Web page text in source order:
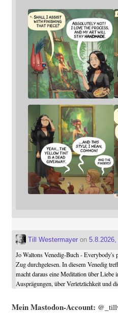
Till Westermayeron
Jo Waltons Venedig-Buch - Everybody's
Zug durchgelesen. In diesem Venedig
macht daraus eine Meditation über Liebe
Ausprägungen, über Verletzlichkeit und
Mein Mast­o­don-Account: